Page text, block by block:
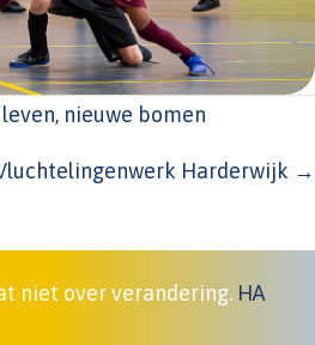
nieuwe bomen
Harderwijk →
niet over verandering. HA